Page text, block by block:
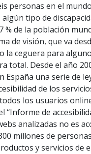
personas en el
tipo de
% de la población
de visión, que va
la ceguera para
total. Desde el año
España una serie de
de los
los usuarios
“Informe de
analizadas no es
millones de
y servicios de